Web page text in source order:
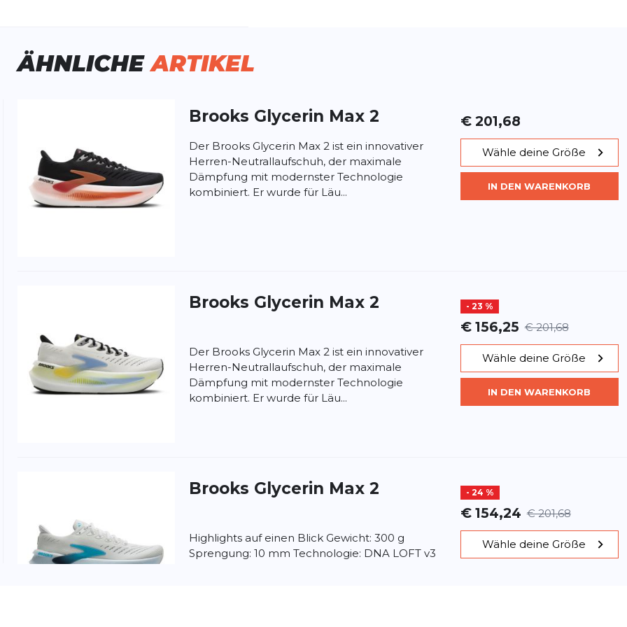
mittel
ÄHNLICHEARTIKEL
Brooks Glycerin Max 2 € 201,68
Der Brooks Glycerin Max 2 ist ein innovativer
Herren-Neutrallaufschuh, der maximale
Dämpfung mit modernster Technologie
kombiniert. Er wurde für Läu...
Wähle deine Größe
IN DEN WARENKORB
Brooks Glycerin Max 2 - 23 %
€ 156,25 € 201,68
Der Brooks Glycerin Max 2 ist ein innovativer
Herren-Neutrallaufschuh, der maximale
Dämpfung mit modernster Technologie
kombiniert. Er wurde für Läu...
Wähle deine Größe
IN DEN WARENKORB
Brooks Glycerin Max 2 - 24 %
€ 154,24 € 201,68
Highlights auf einen Blick Gewicht: 300 g
Sprengung: 10 mm Technologie: DNA LOFT v3
Wähle deine Größe